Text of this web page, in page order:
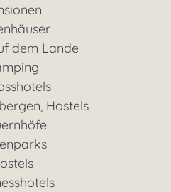
dem Lande
Hostels